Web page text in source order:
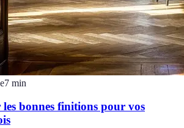
7 min
bonnes finitions pour vos